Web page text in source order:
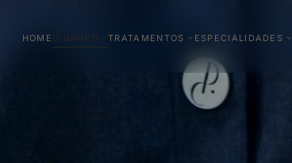
HOME O GRUPO TRATAMENTOS ESPECIALIDADES